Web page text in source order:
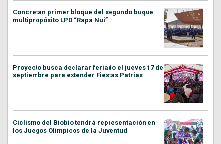
Concretan primer bloque del segundo buque
multipropósito LPD “Rapa Nui”
Proyecto busca declarar feriado el jueves 17 de
septiembre para extender Fiestas Patrias
Ciclismo del Biobío tendrá representación en
los Juegos Olímpicos de la Juventud